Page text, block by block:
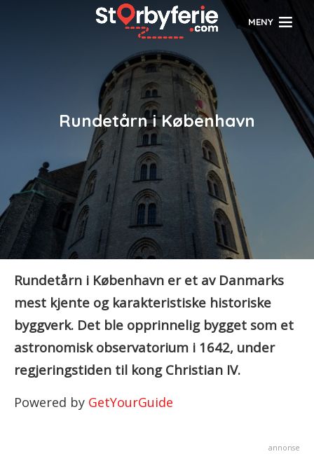
MENY
Rundetårn i København
Rundetårn i København er et av Danmarks
mest kjente og karakteristiske historiske
byggverk. Det ble opprinnelig bygget som et
astronomisk observatorium i 1642, under
regjeringstiden til kong Christian IV.
Powered by GetYourGuide
annonse